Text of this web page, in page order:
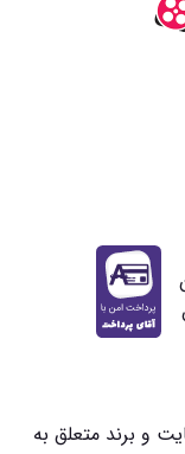
و برند متعلق به